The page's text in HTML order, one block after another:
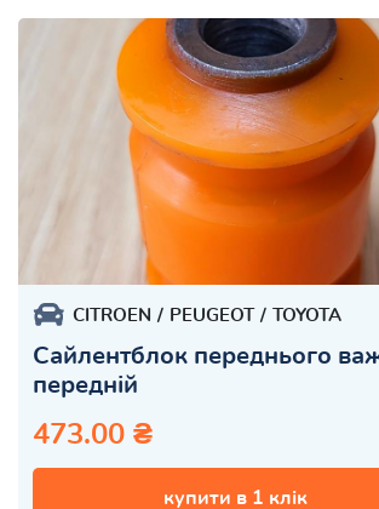
CITROEN PEUGEOT TOYOTA
Сайлентблок переднього
передній
473.00 ₴
купити в 1 клік